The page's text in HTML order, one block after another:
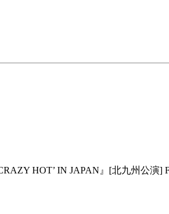
HOT’ IN JAPAN』[北九州公